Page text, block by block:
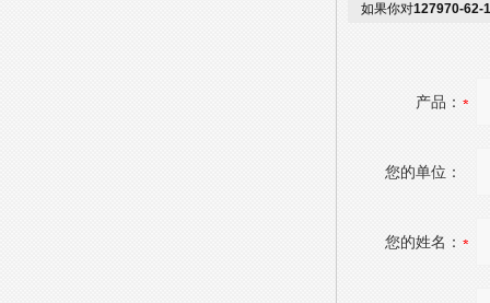
如果你对127970-62-1
产品：
您的单位：
您的姓名：